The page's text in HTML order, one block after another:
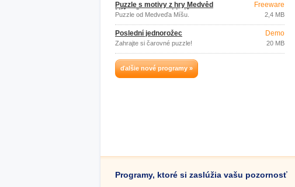
Puzzle s motivy z hry Medvěd
Míša: Ostrovy pokladů
Puzzle od Medveďa Míšu.
Freeware
2,4 MB
Poslední jednorožec
Zahrajte si čarovné puzzle!
Demo
20 MB
ďalšie nové programy »
Programy, ktoré si zaslúžia vašu pozornosť